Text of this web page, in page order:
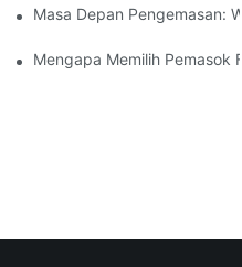
Masa Depan Pengemasan:
Mengapa Memilih Pemasok